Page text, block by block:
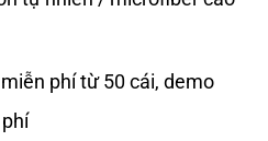
phí từ 50 cái, demo